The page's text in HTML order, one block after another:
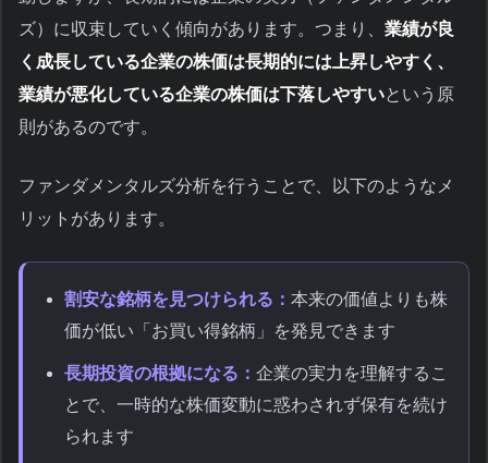
ズ）に収束していく傾向があります。つまり、 業績が良
く成長している企業の株価は長期的には上昇しやすく、
業績が悪化している企業の株価は下落しやすいという原
則があるのです。
ファンダメンタルズ分析を行うことで、以下のようなメ
リットがあります。
割安な銘柄を見つけられる： 本来の価値よりも株
価が低い「お買い得銘柄」を発見できます
長期投資の根拠になる： 企業の実力を理解するこ
とで、一時的な株価変動に惑わされず保有を続け
られます